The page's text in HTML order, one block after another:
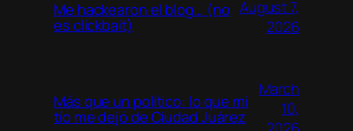
Me hackearon el blog… (no
es clickbait)
August 7,
2026
Más que un político: lo que mi
tío me dejó de Ciudad Juárez
March
10,